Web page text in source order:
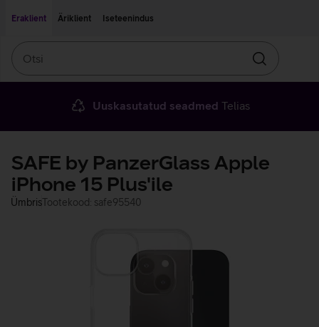
Eraklient
Äriklient Iseteenindus
Otsin
Uuskasutatud seadmed Telias
SAFE by PanzerGlass Apple
iPhone 15 Plus'ile
ÜmbrisTootekood: safe95540